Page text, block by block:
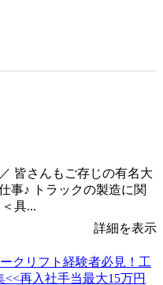
皆さんもご存じの有名大
事♪ トラックの製造に関
具...
詳細を表示